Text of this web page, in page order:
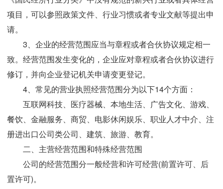
项目，可以参照政策文件、行业习惯或者专业文献等提出申
请。
3、企业的经营范围应当与章程或者合伙协议规定相一
致。经营范围发生变化的，企业应对章程或者合伙协议进行
修订，并向企业登记机关申请变更登记。
4、常见的营业执照经营范围分为以下14个方面：
互联网科技、医疗器械、本地生活、广告文化、游戏、
餐饮、金融服务、商贸、电影休闲娱乐、职业人才中介、注
册进出口公司类公司、建筑、旅游、教育。
二、主营经营范围和特殊经营范围
公司的经营范围分一般经营和许可经营(前置许可、后
置许可)。